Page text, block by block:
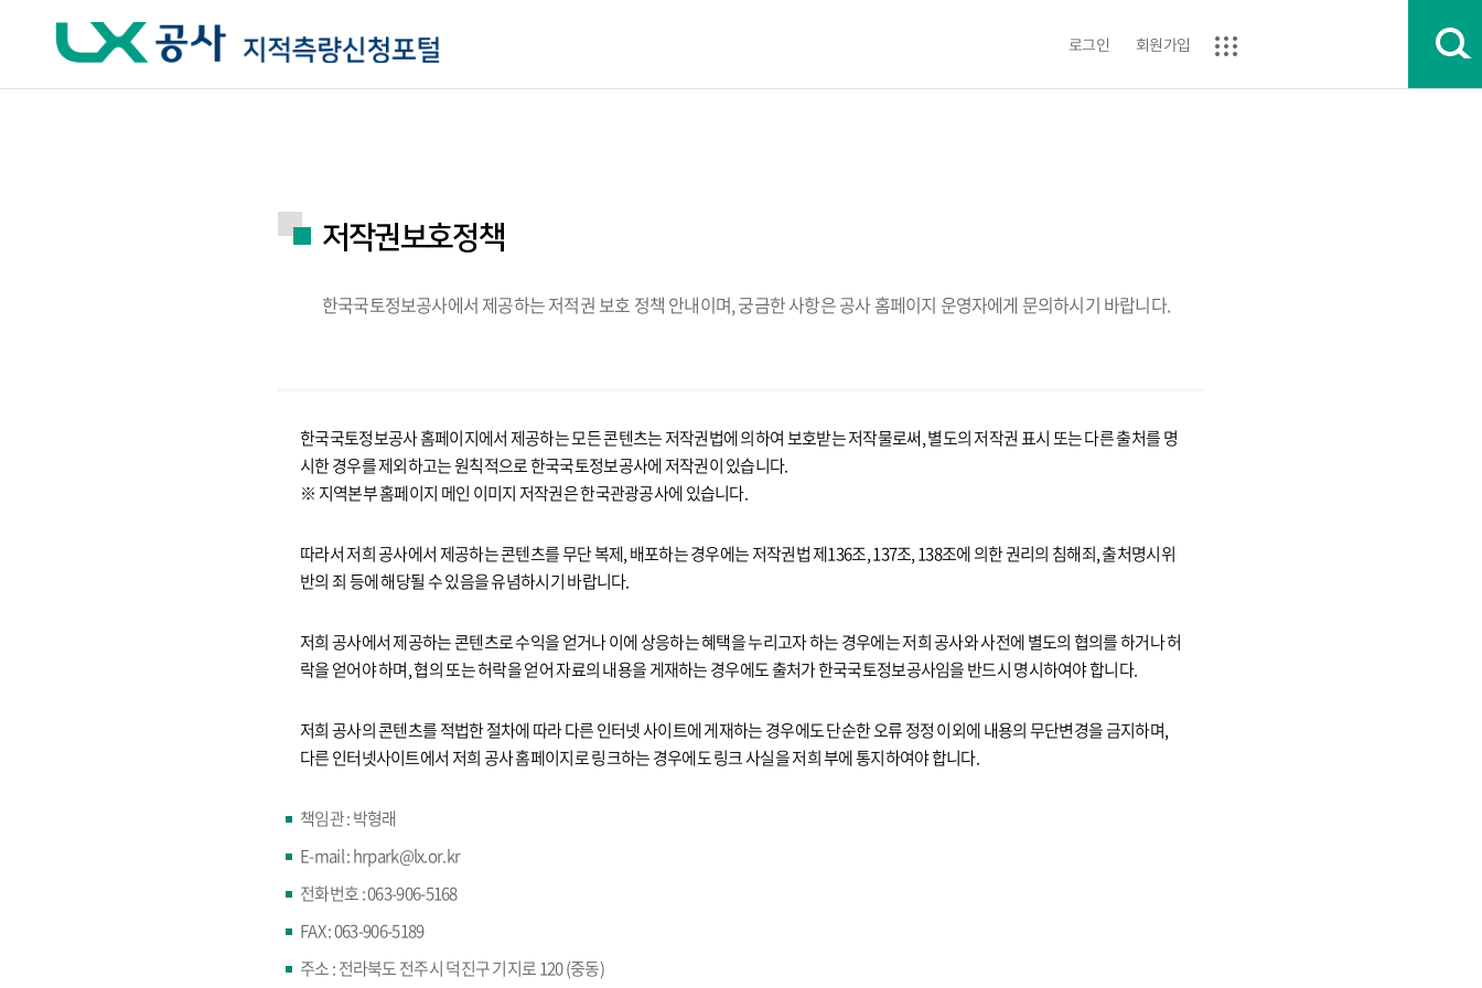
로그인 회원가입
저작권보호정책
한국국토정보공사에서 제공하는 저적권 보호 정책 안내이며, 궁금한 사항은 공사 홈페이지 운영자에게 문의하시기 바랍니다.
한국국토정보공사 홈페이지에서 제공하는 모든 콘텐츠는 저작권법에 의하여 보호받는 저작물로써, 별도의 저작권 표시 또는 다른 출처를 명
시한 경우를 제외하고는 원칙적으로 한국국토정보공사에 저작권이 있습니다.
※ 지역본부 홈페이지 메인 이미지 저작권은 한국관광공사에 있습니다.
따라서 저희 공사에서 제공하는 콘텐츠를 무단 복제, 배포하는 경우에는 저작권법 제136조, 137조, 138조에 의한 권리의 침해죄, 출처명시위
반의 죄 등에 해당될 수 있음을 유념하시기 바랍니다.
저희 공사에서 제공하는 콘텐츠로 수익을 얻거나 이에 상응하는 혜택을 누리고자 하는 경우에는 저희 공사와 사전에 별도의 협의를 하거나 허
락을 얻어야 하며, 협의 또는 허락을 얻어 자료의 내용을 게재하는 경우에도 출처가 한국국토정보공사임을 반드시 명시하여야 합니다.
저희 공사의 콘텐츠를 적법한 절차에 따라 다른 인터넷 사이트에 게재하는 경우에도 단순한 오류 정정 이외에 내용의 무단변경을 금지하며,
다른 인터넷사이트에서 저희 공사 홈페이지로 링크하는 경우에도 링크 사실을 저희 부에 통지하여야 합니다.
책임관 : 박형래
E-mail : hrpark@lx.or.kr
전화번호 : 063-906-5168
FAX : 063-906-5189
주소 : 전라북도 전주시 덕진구 기지로 120 (중동)